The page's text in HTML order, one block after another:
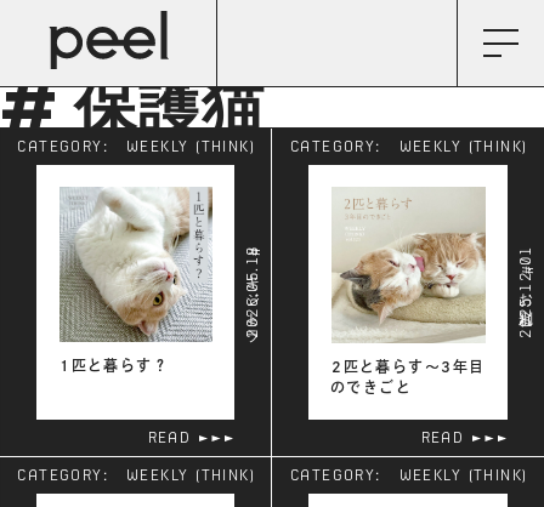
# 保護猫
1匹と暮らす？
CATEGORY: WEEKLY (THINK)
2026.05.18
# キジトラ
READ
2匹と暮らす〜3年目
のできごと
CATEGORY: WEEKLY (THINK)
2025.12.01
# お別れ
READ
CATEGORY: WEEKLY (THINK) CATEGORY: WEEKLY (THINK)